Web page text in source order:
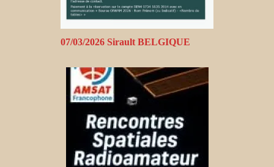
07/03/2026 Sirault BELGIQUE